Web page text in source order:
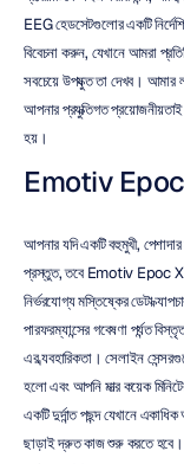
EEG হেডসেটগুলোর একটি
বিবেচনা করুন, যেখানে আমরা
সবচেয়ে উপযুক্ত তা দেখব। আমার
আপনার প্রযুক্তিগত
হয়।
Emotiv Epoc
আপনার যদি একটি বহুমুখী,
প্রস্তুত, তবে Emotiv Epoc X
নির্ভরযোগ্য মস্তিষ্কের ডেটা
পারফরম্যান্সের গবেষণা পর্যন্ত
এর ব্যবহারিকতা। সেলাইন
হলো এবং আপনি মাত্র কয়েক
একটি দুর্দান্ত পছন্দ যেখানে
ছাড়াই দ্রুত কাজ শুরু করতে হবে।